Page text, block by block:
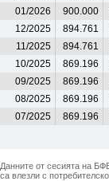
01/2026
900.000
12/2025
894.761
11/2025
894.761
10/2025
869.196
09/2025
869.196
08/2025
869.196
07/2025
869.196
Данните от сесията на
са влезли с